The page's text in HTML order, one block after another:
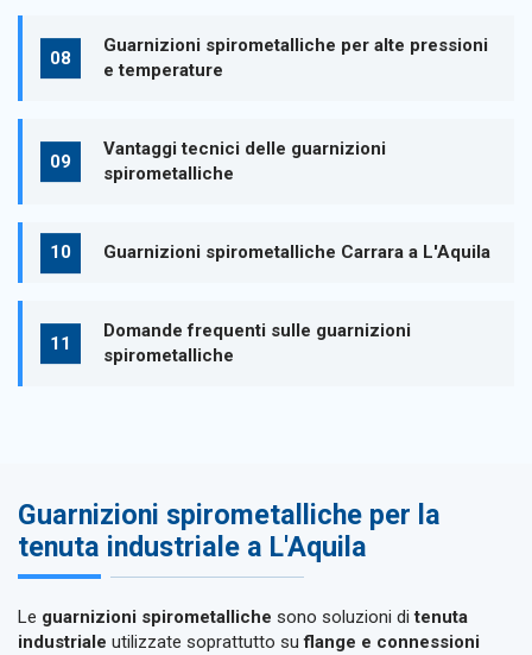
Guarnizioni spirometalliche per alte pressioni
e temperature
Vantaggi tecnici delle guarnizioni
spirometalliche
Guarnizioni spirometalliche Carrara a L'Aquila
Domande frequenti sulle guarnizioni
spirometalliche
Guarnizioni spirometalliche per la
tenuta industriale a L'Aquila
Le guarnizioni spirometalliche sono soluzioni ditenuta
industriale utilizzate soprattutto suflange e connessioni